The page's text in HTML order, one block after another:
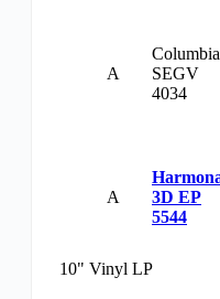
A
Columbia
SEGV
4034
A
3D EP
5544
10" Vinyl LP